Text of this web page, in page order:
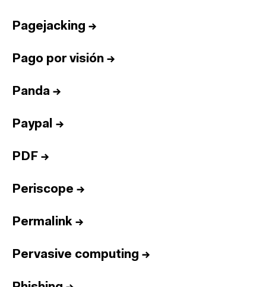
Pagejacking →
Pago por visión →
Panda →
Paypal →
PDF →
Periscope →
Permalink →
Pervasive computing →